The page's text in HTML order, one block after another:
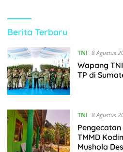
https://kupasberita.net
Berita Terbaru
TNI 8 Agustus
Wapang
TP di
TNI 8 Agustus
TMMD
Mushola